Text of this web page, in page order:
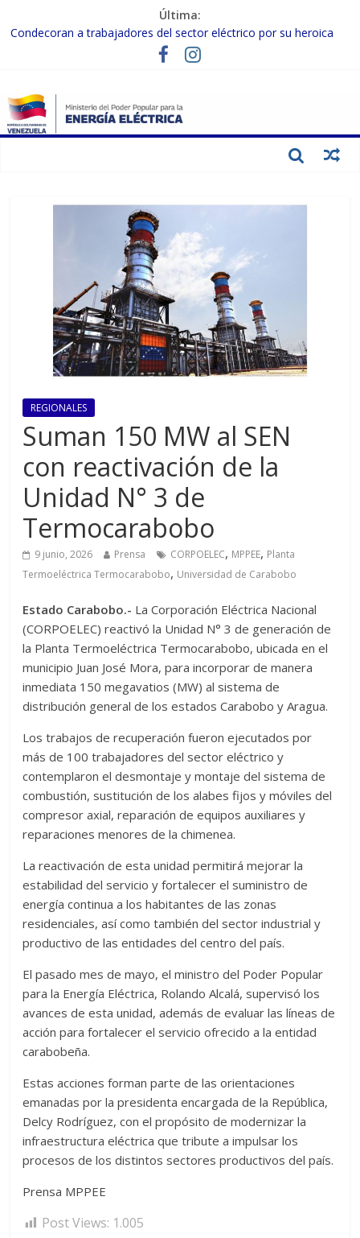
Última:
Condecoran a trabajadores del sector eléctrico por su heroica
labor tras el doble sismo del 24-J
Gobierno Nacional coordina acciones con el sector privado para
Inspeccionan trabajos de rehabilitación en instalaciones del SEN
en Carabobo
Gobierno Nacional activa plan preventivo para fortalecer el SEN
REGIONALES
Suman 150 MW al SEN
con reactivación de la
Unidad N° 3 de
Termocarabobo
9 junio, 2026 Prensa CORPOELEC, MPPEE, Planta
Termoeléctrica Termocarabobo, Universidad de Carabobo
Estado Carabobo.- La Corporación Eléctrica Nacional
(CORPOELEC) reactivó la Unidad N° 3 de generación de
la Planta Termoeléctrica Termocarabobo, ubicada en el
municipio Juan José Mora, para incorporar de manera
inmediata 150 megavatios (MW) al sistema de
distribución general de los estados Carabobo y Aragua.
Los trabajos de recuperación fueron ejecutados por
más de 100 trabajadores del sector eléctrico y
contemplaron el desmontaje y montaje del sistema de
combustión, sustitución de los alabes fijos y móviles del
compresor axial, reparación de equipos auxiliares y
reparaciones menores de la chimenea.
La reactivación de esta unidad permitirá mejorar la
estabilidad del servicio y fortalecer el suministro de
energía continua a los habitantes de las zonas
residenciales, así como también del sector industrial y
productivo de las entidades del centro del país.
El pasado mes de mayo, el ministro del Poder Popular
para la Energía Eléctrica, Rolando Alcalá, supervisó los
avances de esta unidad, además de evaluar las líneas de
acción para fortalecer el servicio ofrecido a la entidad
carabobeña.
Estas acciones forman parte de las orientaciones
emanadas por la presidenta encargada de la República,
Delcy Rodríguez, con el propósito de modernizar la
infraestructura eléctrica que tribute a impulsar los
procesos de los distintos sectores productivos del país.
Prensa MPPEE
Post Views: 1.005